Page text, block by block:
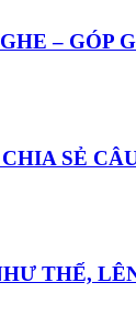
– GÓP
SẺ
THẾ,